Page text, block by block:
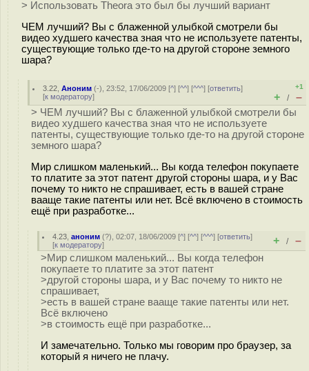
> Использовать Theora это был бы лучший вариант
ЧЕМ лучший? Вы с блаженной улыбкой смотрели бы
видео худшего качества зная что не используете патенты,
существующие только где-то на другой стороне земного
шара?
3.22 ,Аноним (-), 23:52, 17/06/2009 [^] [^^] [^^^] [ответить]
[к модератору]
+1
+ / –
> ЧЕМ лучший? Вы с блаженной улыбкой смотрели бы
видео худшего качества зная что не используете
патенты, существующие только где-то на другой стороне
земного шара?
Мир слишком маленький... Вы когда телефон покупаете
то платите за этот патент другой стороны шара, и у Вас
почему то никто не спрашивает, есть в вашей стране
вааще такие патенты или нет. Всё включено в стоимость
ещё при разработке...
4.23 ,аноним (?), 02:07, 18/06/2009 [^] [^^] [^^^] [ответить]
[к модератору] + / –
>Мир слишком маленький... Вы когда телефон
покупаете то платите за этот патент
>другой стороны шара, и у Вас почему то никто не
спрашивает,
>есть в вашей стране вааще такие патенты или нет.
Всё включено
>в стоимость ещё при разработке...
И замечательно. Только мы говорим про браузер, за
который я ничего не плачу.